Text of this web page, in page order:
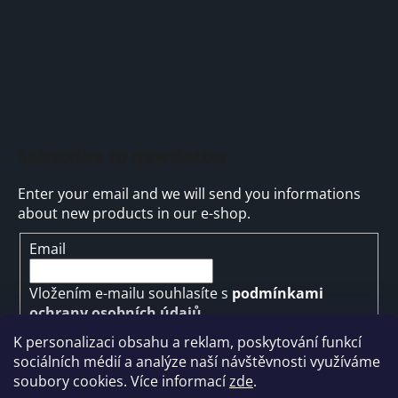
K personalizaci obsahu a reklam, poskytování funkcí
sociálních médií a analýze naší návštěvnosti využíváme
soubory cookies. Více informacízde.
Enter your email and we will send you informations
about new products in our e-shop.
Email
Vložením e-mailu souhlasíte s podmínkami
ochrany osobních údajů
SUBSCRIBE